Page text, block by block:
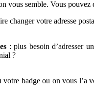
vous semble. Vous pouvez
changer votre adresse
: plus besoin d’adresser
?
badge ou on vous l’a